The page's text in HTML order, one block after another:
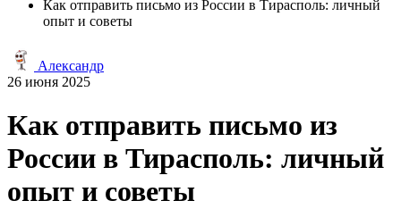
Как отправить письмо из России в Тирасполь: личный
опыт и советы
Александр
26 июня 2025
Как отправить письмо из
России в Тирасполь: личный
опыт и советы